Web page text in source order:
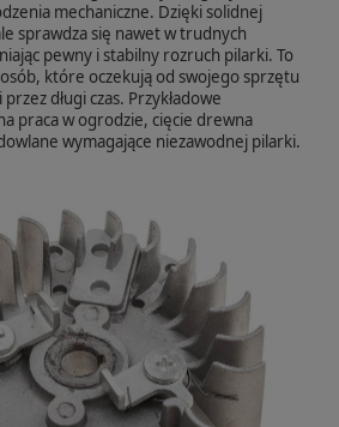
mechaniczne. Dzięki solidnej
sprawdza się nawet w trudnych
pewny i stabilny rozruch pilarki. To
które oczekują od swojego sprzętu
długi czas. Przykładowe
praca w ogrodzie, cięcie drewna
wymagające niezawodnej pilarki.